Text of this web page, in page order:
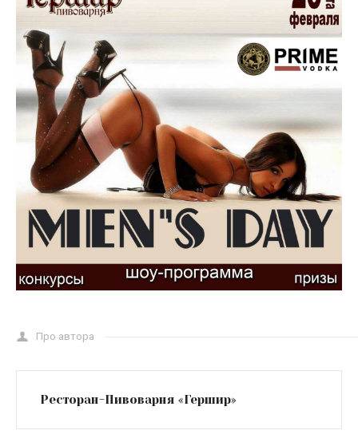
Про автора
Ресторан-Пивоварня «Гершир»